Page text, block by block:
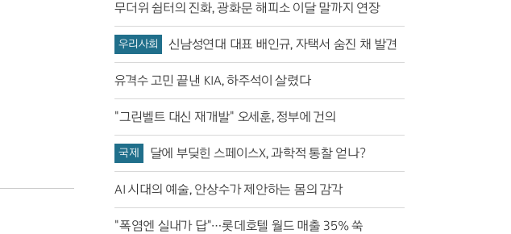
무더위 쉼터의 진화, 광화문 해피소 이달 말까지 연장
우리사회 신남성연대 대표 배인규, 자택서 숨진 채 발견
유격수 고민 끝낸 KIA, 하주석이 살렸다
"그린벨트 대신 재개발" 오세훈, 정부에 건의
국제 달에 부딪힌 스페이스X, 과학적 통찰 얻나?
AI 시대의 예술, 안상수가 제안하는 몸의 감각
"폭염엔 실내가 답"…롯데호텔 월드 매출 35% 쑥